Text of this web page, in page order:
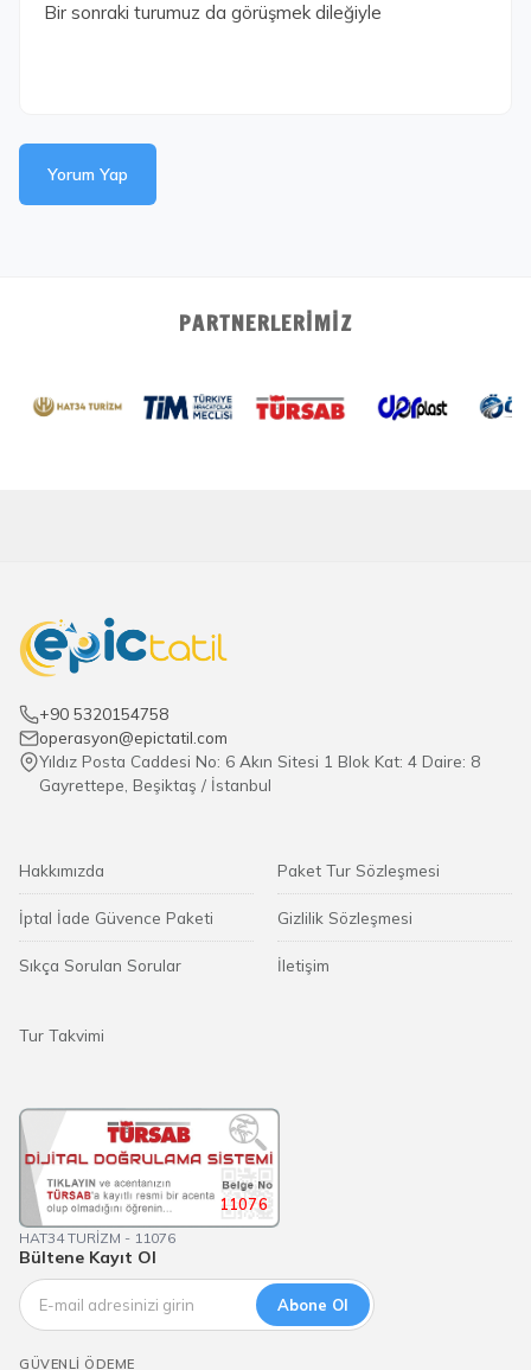
Bir sonraki turumuz da görüşmek dileğiyle
Yorum Yap
PARTNERLERIMIZ
+90 5320154758
operasyon@epictatil.com
Yıldız Posta Caddesi No: 6 Akın Sitesi 1 Blok Kat: 4 Daire: 8
Gayrettepe, Beşiktaş / İstanbul
Hakkımızda
İptal İade Güvence Paketi
Sıkça Sorulan Sorular
Paket Tur Sözleşmesi
Gizlilik Sözleşmesi
İletişim
Tur Takvimi
11076
HAT34 TURİZM - 11076
Bültene Kayıt Ol
Abone Ol
GÜVENLI ÖDEME